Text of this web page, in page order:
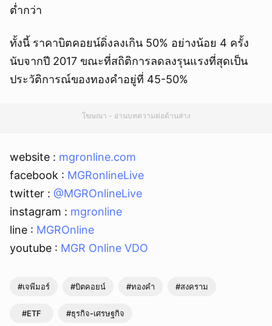
ต่ำกว่า
ทั้งนี้ ราคาบิตคอยน์ดิ่งลงเกิน 50% อย่างน้อย 4 ครั้ง
นับจากปี 2017 ขณะที่สถิติการลดลงรุนแรงที่สุดเป็น
ประวัติการณ์ของทองคำอยู่ที่ 45-50%
โฆษณา - อ่านบทความต่อด้านล่าง
website : mgronline.com
facebook : MGRonlineLive
twitter : @MGROnlineLive
instagram : mgronline
line : MGROnline
youtube : MGR Online VDO
#เจพีมอร์ #บิตคอยน์ #ทองคำ #สงคราม
#ETF #ธุรกิจ-เศรษฐกิจ